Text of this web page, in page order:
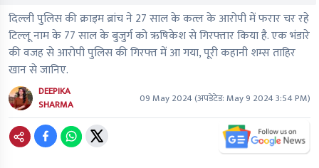
दिल्ली पुलिस की क्राइम ब्रांच ने 27 साल के कत्ल के आरोपी में फरार चर रहे
टिल्लू नाम के 77 साल के बुजुर्ग को ऋषिकेश से गिरफ्तार किया है. एक भंडारे
की वजह से आरोपी पुलिस की गिरफ्त में आ गया, पूरी कहानी शम्स ताहिर
खान से जानिए.
DEEPIKA
SHARMA
09 May 2024(अपडेटेड:May 9 2024 3:54 PM)